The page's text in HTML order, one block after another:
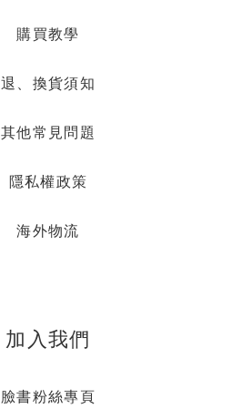
購買教學
退、換貨須知
其他常見問題
隱私權政策
海外物流
加入我們
臉書粉絲專頁